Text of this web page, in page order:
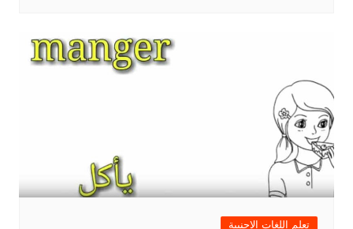
تعلم اللغات الاجنبية